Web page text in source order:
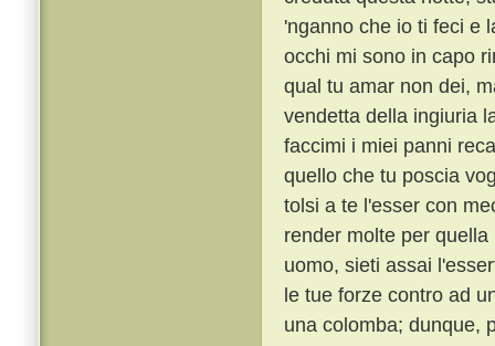
'nganno che io ti feci e
occhi mi sono in capo
qual tu amar non dei,
vendetta della ingiuria
faccimi i miei panni
quello che tu poscia
tolsi a te l'esser con
render molte per
uomo, sieti assai
le tue forze contro ad
una colomba; dunque,